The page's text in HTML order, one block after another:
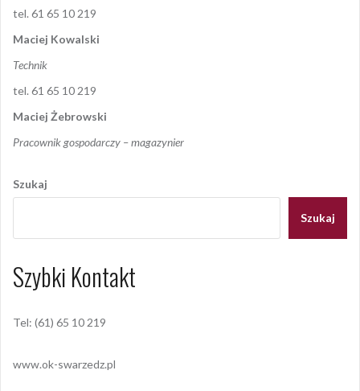
tel. 61 65 10 219
Maciej Kowalski
Technik
tel. 61 65 10 219
Maciej Żebrowski
Pracownik gospodarczy – magazynier
Szukaj
Szukaj
Szybki Kontakt
Tel: (61) 65 10 219
www.ok-swarzedz.pl